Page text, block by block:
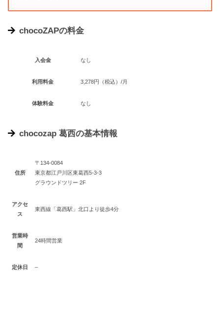
chocoZAPの料金
入会金 なし
利用料金 3,278円（税込）/月
体験料金 なし
chocozap 葛西の基本情報
住所
〒134-0084
東京都江戸川区東葛西5-3-3
グラウンドツリー 2F
アクセ
ス
東西線「葛西駅」北口より徒歩4分
営業時
間
24時間営業
定休日 –